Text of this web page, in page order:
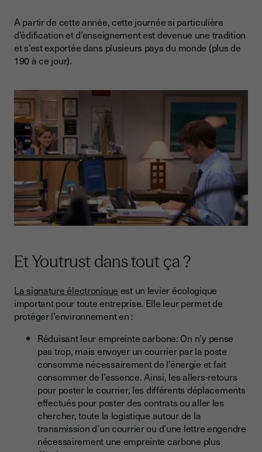
A partir de cette année, cette journée si particulière
d’édification et d’enseignement est devenue une tradition
et s’est exportée dans plusieurs pays du monde (plus de
190 à ce jour).
Et Youtrust dans tout ça ?
La signature électronique est un levier écologique
important pour toute entreprise. Elle leur permet de
protéger l’environnement en :
Réduisant leur empreinte carbone: On n’y pense
pas trop, mais envoyer un courrier par la poste
consomme nécessairement de l’énergie et fait
consommer de l’essence. Ainsi, les allers-retours
pour poster le courrier, les différents déplacements
effectués pour poster des contrats ou aller les
chercher, toute la logistique autour de la
transmission d’un courrier ou d’une lettre engendre
nécessairement une empreinte carbone plus